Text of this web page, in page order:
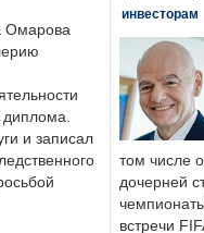
Омарова
диплома.
и записал
инвесторам
том числе
дочерней
встречи